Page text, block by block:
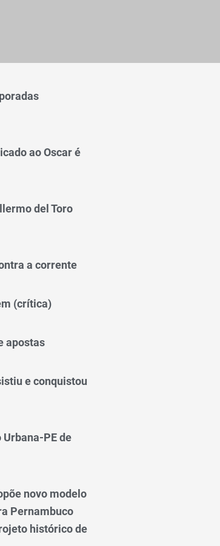
ao Oscar é
del Toro
a corrente
(crítica)
apostas
e conquistou
PE de
novo modelo
Pernambuco
histórico de